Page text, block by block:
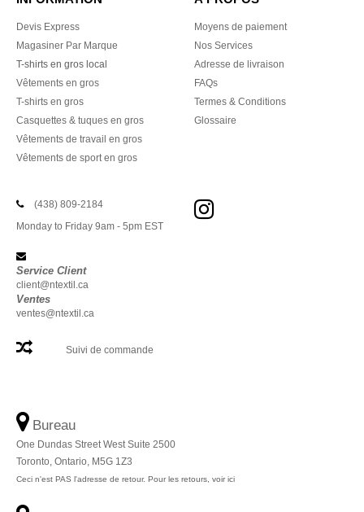
Devis Express
Magasiner Par Marque
T-shirts en gros local
Vêtements en gros
T-shirts en gros
Casquettes & tuques en gros
Vêtements de travail en gros
Vêtements de sport en gros
Moyens de paiement
Nos Services
Adresse de livraison
FAQs
Termes & Conditions
Glossaire
(438) 809-2184
Monday to Friday 9am - 5pm EST
Service Client
client@ntextil.ca
Ventes
ventes@ntextil.ca
Suivi de commande
Bureau
One Dundas Street West Suite 2500
Toronto, Ontario, M5G 1Z3
Ceci n'est PAS l'adresse de retour. Pour les retours, voir ici